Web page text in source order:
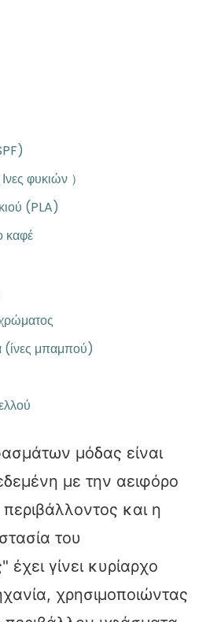
φυκιών ）
(PLA)
καφέ
μπαμπού)
μόδας είναι
με την αειφόρο
και η
του
έχει γίνει κυρίαρχο
χρησιμοποιώντας